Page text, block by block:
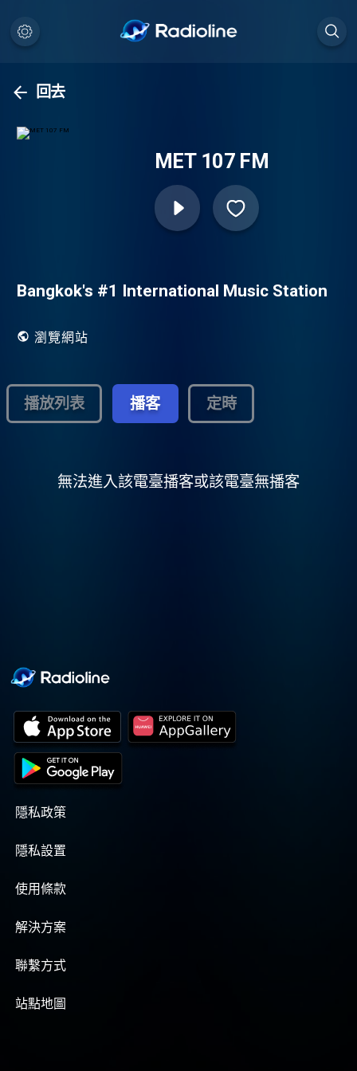
回去
MET 107 FM
Bangkok's #1 International Music Station
瀏覽網站
播放列表 播客 定時
無法進入該電臺播客或該電臺無播客
隱私政策
隱私設置
使用條款
解決方案
聯繫方式
站點地圖